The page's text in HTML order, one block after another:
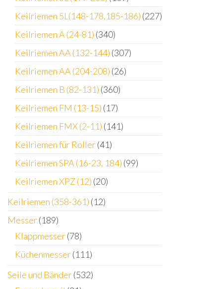
Keilriemen 5L(148-178,185-186) (227)
Keilriemen A (24-81) (340)
Keilriemen AA (132-144) (307)
Keilriemen AA (204-208) (26)
Keilriemen B (82-131) (360)
Keilriemen FM (13-15) (17)
Keilriemen FMX (2-11) (141)
Keilriemen für Roller(41)
Keilriemen SPA (16-23, 184) (99)
Keilriemen XPZ (12) (20)
Keilriemen (358-361) (12)
Messer(189)
Klappmesser(78)
Küchenmesser(111)
Seile und Bänder(532)